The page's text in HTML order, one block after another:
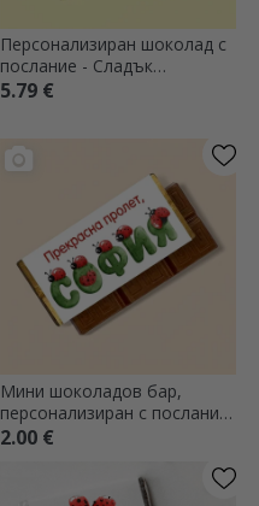
Персонализиран шоколад с
послание - Сладък
Мартисор
5.79 €
Мини шоколадов бар,
персонализиран с послание
и име - Лястовици
2.00 €